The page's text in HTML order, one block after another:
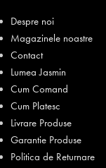
Despre noi
Magazinele noastre
Contact
Lumea Jasmin
Cum Comand
Cum Platesc
Livrare Produse
Garantie Produse
Politica de Returnare